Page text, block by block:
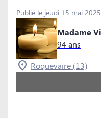
Publié le jeudi 15 mai 2025
Madame
94 ans
Roquevaire (13)